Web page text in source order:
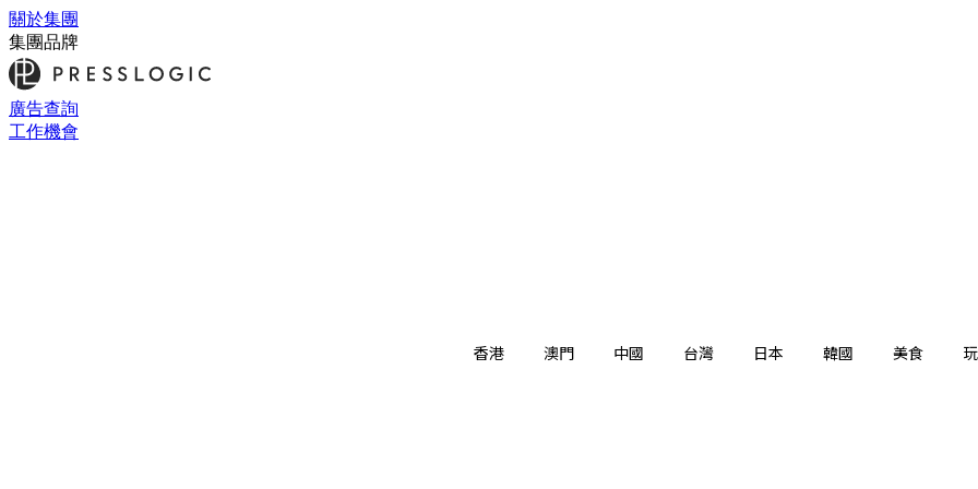
關於集團
集團品牌
廣告查詢
工作機會
香港 澳門 中國 台灣 日本 韓國 美食